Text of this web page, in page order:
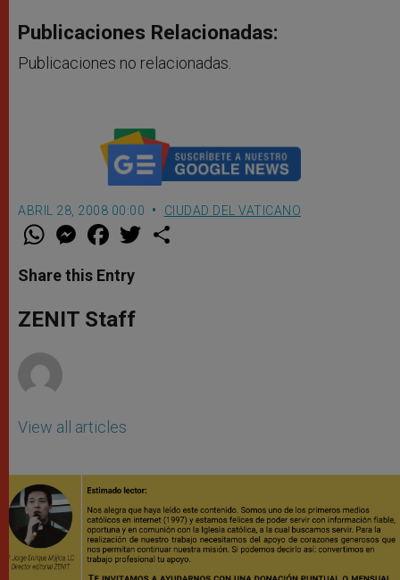
Publicaciones Relacionadas:
Publicaciones no relacionadas.
ABRIL 28, 2008 00:00 CIUDAD DEL VATICANO
W
t
s
p
p
M
e
s
e
g
e
F
a
e
b
o
k
w
Share this Entry
ZENIT Staff
View all articles